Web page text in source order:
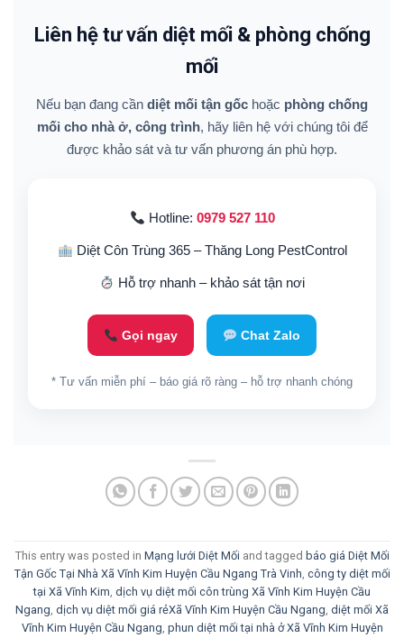
Liên hệ tư vấn diệt mối & phòng chống
mối
Nếu bạn đang cần diệt mối tận gốc hoặc phòng chống
mối cho nhà ở, công trình, hãy liên hệ với chúng tôi để
được khảo sát và tư vấn phương án phù hợp.
Hotline: 0979 527 110
Diệt Côn Trùng 365 – Thăng Long PestControl
Hỗ trợ nhanh – khảo sát tận nơi
Gọi ngay Chat Zalo
* Tư vấn miễn phí – báo giá rõ ràng – hỗ trợ nhanh chóng
This entry was posted in Mạng lưới Diệt Mối and tagged báo giá Diệt Mối
Tận Gốc Tại Nhà Xã Vĩnh Kim Huyện Cầu Ngang Trà Vinh, công ty diệt mối
tại Xã Vĩnh Kim, dịch vụ diệt mối côn trùng Xã Vĩnh Kim Huyện Cầu
Ngang, dịch vụ diệt mối giá rẻXã Vĩnh Kim Huyện Cầu Ngang, diệt mối Xã
Vĩnh Kim Huyện Cầu Ngang, phun diệt mối tại nhà ở Xã Vĩnh Kim Huyện